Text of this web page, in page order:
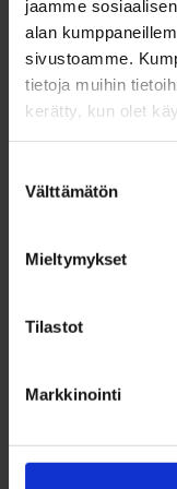
jaamme
alan
sivustoamme.
tietoja muihin
kerätty, kun olet
valinta
Välttämätön
Mieltymykset
Tilastot
Markkinointi
Kuvat: Sinä Sydän
Käsityötä
Yksi Sinä Sydän
ostaminen ei ole
tekijöistään.
kautta. Myös
kertomassa